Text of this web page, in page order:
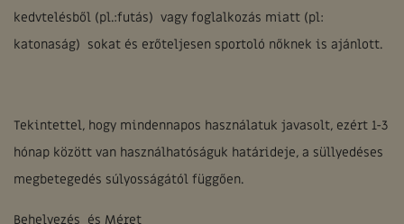
kedvtelésből (pl.:futás) vagy foglalkozás miatt (pl:
katonaság) sokat és erőteljesen sportoló nőknek is ajánlott.
Tekintettel, hogy mindennapos használatuk javasolt, ezért 1-3
hónap között van használhatóságuk határideje, a süllyedéses
megbetegedés súlyosságától függően.
Behelyezés és Méret